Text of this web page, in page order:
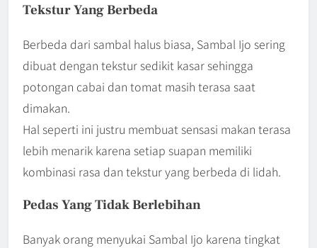
Tekstur Yang Berbeda
Berbeda dari sambal halus biasa, Sambal Ijo sering
dibuat dengan tekstur sedikit kasar sehingga
potongan cabai dan tomat masih terasa saat
dimakan.
Hal seperti ini justru membuat sensasi makan terasa
lebih menarik karena setiap suapan memiliki
kombinasi rasa dan tekstur yang berbeda di lidah.
Pedas Yang Tidak Berlebihan
Banyak orang menyukai Sambal Ijo karena tingkat